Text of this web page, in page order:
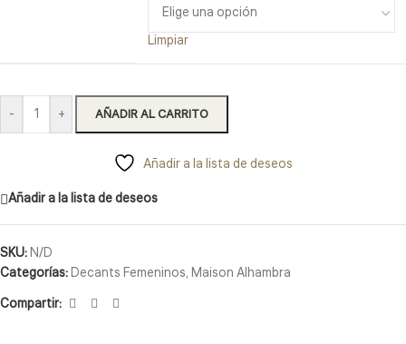
Limpiar
- + AÑADIR AL CARRITO
Añadir a la lista de deseos
Añadir a la lista de deseos
SKU:N/D
Categorías:Decants Femeninos, Maison Alhambra
Compartir: